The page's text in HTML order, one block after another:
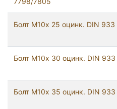
Болт М10х 25 оцинк. DIN 933
Болт М10х 30 оцинк. DIN 933
Болт М10х 35 оцинк. DIN 933